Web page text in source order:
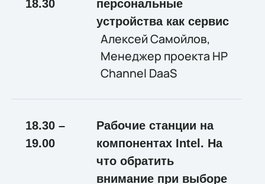
18.30
персональные
устройства как сервис
Алексей Самойлов,
Менеджер проекта HP
Channel DaaS
18.30 –
19.00
Рабочие станции на
компонентах Intel . На
что обратить
внимание при выборе